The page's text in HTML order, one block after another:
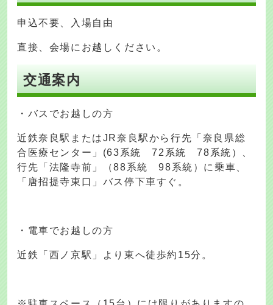
申込不要、入場自由
直接、会場にお越しください。
交通案内
・バスでお越しの方
近鉄奈良駅またはJR奈良駅から行先「奈良県総
合医療センター」(63系統 72系統 78系統）、
行先「法隆寺前」（88系統 98系統）に乗車、
「唐招提寺東口」バス停下車すぐ。
・電車でお越しの方
近鉄「西ノ京駅」より東へ徒歩約15分。